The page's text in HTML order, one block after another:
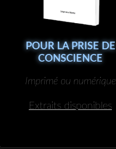
POUR LA PRISE DE
CONSCIENCE
Imprimé ou numérique
Extraits disponibles